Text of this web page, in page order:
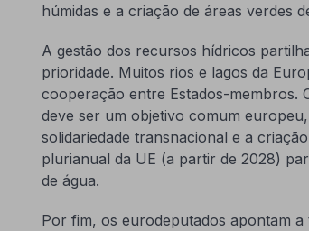
húmidas e a criação de áreas verdes
A gestão dos recursos hídricos
prioridade. Muitos rios e lagos da
cooperação entre Estados-membros.
deve ser um objetivo comum
solidariedade transnacional e a
plurianual da UE (a partir de 2028)
de água.
Por fim, os eurodeputados apontam